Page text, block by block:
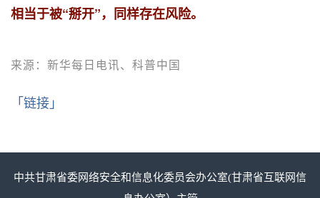
相当于被“掰开”，同样存在风险。
来源：新华每日电讯、科普中国
「链接」
中共甘肃省委网络安全和信息化委员会办公室(甘肃省互联网信